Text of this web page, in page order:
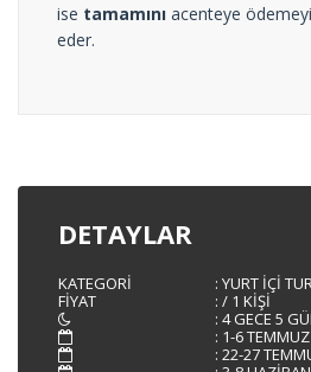
ise tamamını acenteye
eder.
DETAYLAR
KATEGORI : YURT İÇİ
FIYAT
: / 1 KIŞI
: 4 GECE 5
: 1-6 TEMMUZ
: 22-27